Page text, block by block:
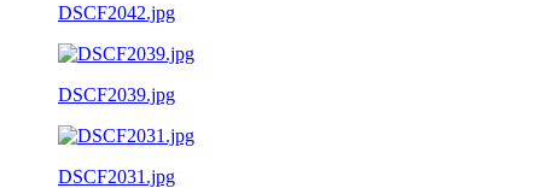
DSCF2042.jpg
DSCF2039.jpg
DSCF2031.jpg